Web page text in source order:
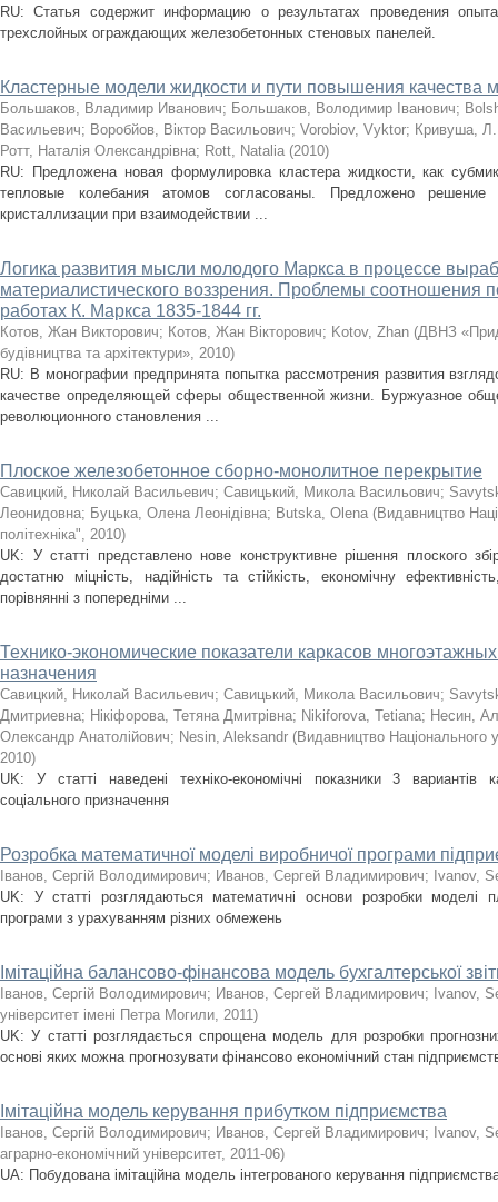
RU: Статья содержит информацию о результатах проведения
трехслойных ограждающих железобетонных стеновых панелей.
Кластерные модели жидкости и пути повышения качества
Большаков, Владимир Иванович; Большаков, Володимир Іванович;
Васильевич; Воробйов, Віктор Васильович; Vorobiov, Vyktor; Кривуша,
Ротт, Наталія Олександрівна; Rott, Natalia (2010)
RU: Предложена новая формулировка кластера жидкости, как
тепловые колебания атомов согласованы. Предложено решение
кристаллизации при взаимодействии ...
Логика развития мысли молодого Маркса в процессе
материалистического воззрения. Проблемы соотношения
работах К. Маркса 1835-1844 гг.
Котов, Жан Викторович; Котов, Жан Вікторович; Kotov, Zhan (ДВНЗ
будівництва та архітектури», 2010)
RU: В монографии предпринята попытка рассмотрения развития
качестве определяющей сферы общественной жизни. Буржуазное
революционного становления ...
Плоское железобетонное сборно-монолитное перекрытие
Савицкий, Николай Васильевич; Савицький, Микола Васильович;
Леонидовна; Буцька, Олена Леонідівна; Butska, Olena (Видавництво
політехніка", 2010)
UK: У статті представлено нове конструктивне рішення плоского
достатню міцність, надійність та стійкість, економічну
порівнянні з попередніми ...
Технико-экономические показатели каркасов
назначения
Савицкий, Николай Васильевич; Савицький, Микола Васильович;
Дмитриевна; Нікіфорова, Тетяна Дмитрівна; Nikiforova, Tetiana; Несин,
Олександр Анатолійович; Nesin, Aleksandr (Видавництво Національного
2010)
UK: У статті наведені техніко-економічні показники 3 вариантів
соціального призначення
Розробка математичної моделі виробничої програми
Іванов, Сергій Володимирович; Иванов, Сергей Владимирович; Ivanov,
UK: У статті розглядаються математичні основи розробки моделі
програми з урахуванням різних обмежень
Імітаційна балансово-фінансова модель бухгалтерської
Іванов, Сергій Володимирович; Иванов, Сергей Владимирович; Ivanov,
університет імені Петра Могили, 2011)
UK: У статті розглядається спрощена модель для розробки
основі яких можна прогнозувати фінансово економічний стан
Імітаційна модель керування прибутком підприємства
Іванов, Сергій Володимирович; Иванов, Сергей Владимирович; Ivanov,
аграрно-економічний університет, 2011-06)
UA: Побудована імітаційна модель інтегрованого керування